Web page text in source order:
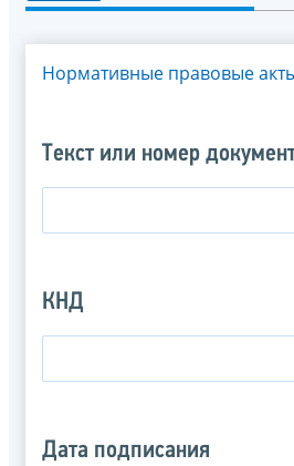
Нормативные правовые
Текст или номер
КНД
Дата подписания